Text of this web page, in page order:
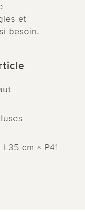
et
besoin.
cm × P41